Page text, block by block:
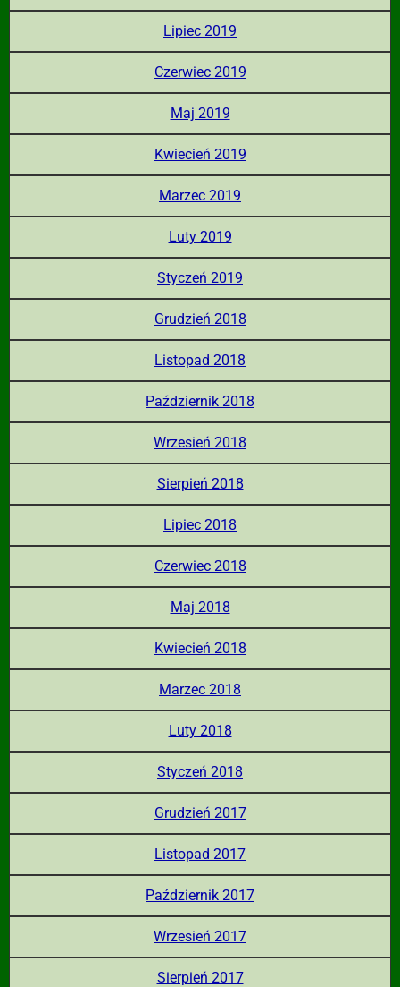
Lipiec 2019
Czerwiec 2019
Maj 2019
Kwiecień 2019
Marzec 2019
Luty 2019
Styczeń 2019
Grudzień 2018
Listopad 2018
Październik 2018
Wrzesień 2018
Sierpień 2018
Lipiec 2018
Czerwiec 2018
Maj 2018
Kwiecień 2018
Marzec 2018
Luty 2018
Styczeń 2018
Grudzień 2017
Listopad 2017
Październik 2017
Wrzesień 2017
Sierpień 2017